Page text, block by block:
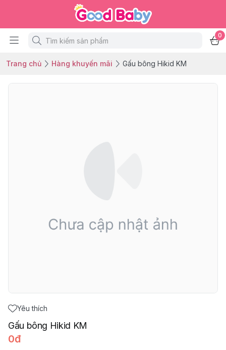
0
Trang chủ Hàng khuyến mãi Gấu bông Hikid KM
Yêu thích
Gấu bông Hikid KM
0đ